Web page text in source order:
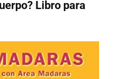
Libro para